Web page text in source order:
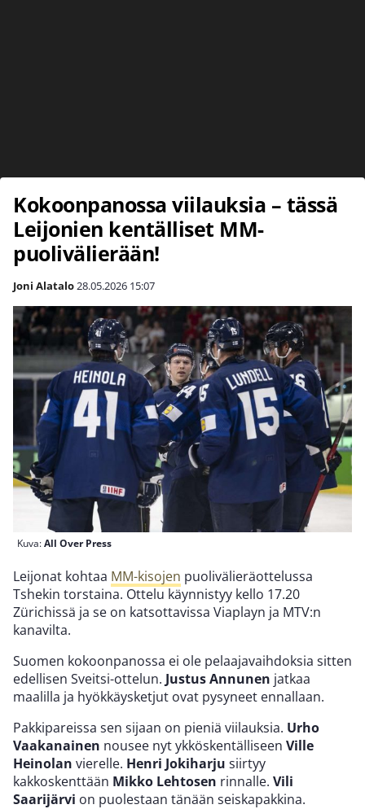
Kokoonpanossa viilauksia – tässä
Leijonien kentälliset MM-
puolivälierään!
Joni Alatalo28.05.2026 15:07
Kuva:All Over Press
Leijonat kohtaa MM-kisojen puolivälieräottelussa
Tshekin torstaina. Ottelu käynnistyy kello 17.20
Zürichissä ja se on katsottavissa Viaplayn ja MTV:n
kanavilta.
Suomen kokoonpanossa ei ole pelaajavaihdoksia sitten
edellisen Sveitsi-ottelun. Justus Annunen jatkaa
maalilla ja hyökkäysketjut ovat pysyneet ennallaan.
Pakkipareissa sen sijaan on pieniä viilauksia. Urho
Vaakanainen nousee nyt ykköskentälliseen Ville
Heinolan vierelle. Henri Jokiharju siirtyy
kakkoskenttään Mikko Lehtosen rinnalle. Vili
Saarijärvi on puolestaan tänään seiskapakkina.